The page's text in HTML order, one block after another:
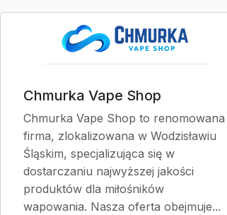
Chmurka Vape Shop
Chmurka Vape Shop to renomowana
firma, zlokalizowana w Wodzisławiu
Śląskim, specjalizująca się w
dostarczaniu najwyższej jakości
produktów dla miłośników
wapowania. Nasza oferta obejmuje...